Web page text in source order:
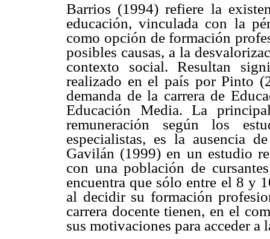
Barrios (1994) refiere la
educación, vinculada con la
como opción de formación
posibles causas, a la
contexto social. Resultan
realizado en el país por Pinto
demanda de la carrera de
Educación Media. La
remuneración según los
especialistas, es la ausencia
Gavilán (1999) en un estudio
con una población de
encuentra que sólo entre el 8 y
al decidir su formación
carrera docente tienen, en el
sus motivaciones para acceder a